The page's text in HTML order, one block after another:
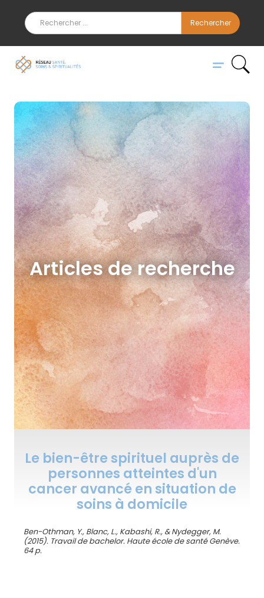
Articles de recherche
Le bien-être spirituel auprès de
personnes atteintes d'un
cancer avancé en situation de
soins à domicile
Ben-Othman, Y., Blanc, L., Kabashi, R., & Nydegger, M.
(2015). Travail de bachelor. Haute école de santé Genève.
64 p.